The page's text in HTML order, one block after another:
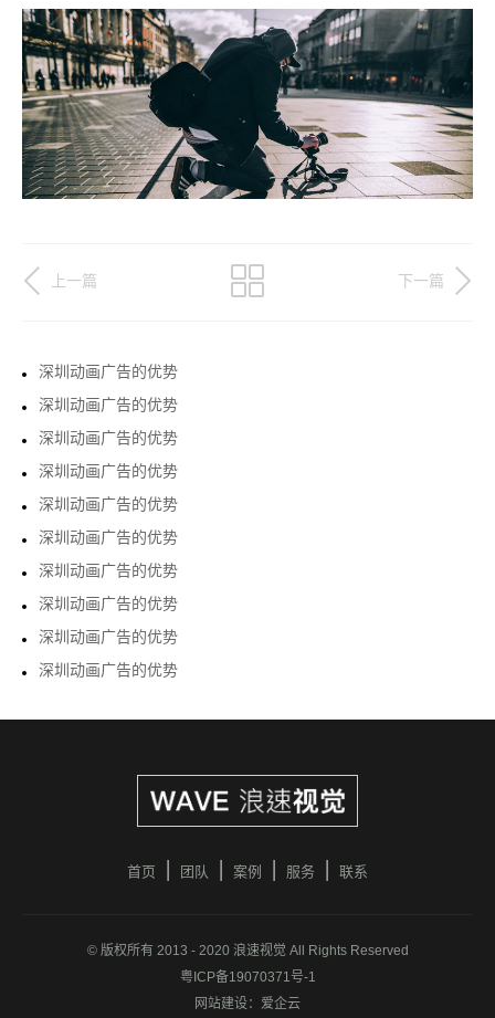
上一篇 下一篇
深圳动画广告的优势
深圳动画广告的优势
深圳动画广告的优势
深圳动画广告的优势
深圳动画广告的优势
深圳动画广告的优势
深圳动画广告的优势
深圳动画广告的优势
深圳动画广告的优势
深圳动画广告的优势
首页 团队 案例 服务 联系
© 版权所有 2013 - 2020 浪速视觉 All Rights Reserved
粤ICP备19070371号-1
网站建设： 爱企云